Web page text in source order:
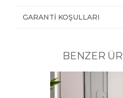
GARANTI KOŞULLARI
BENZER